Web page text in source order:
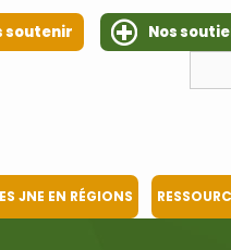
soutenir Nos
JNE EN RÉGIONS